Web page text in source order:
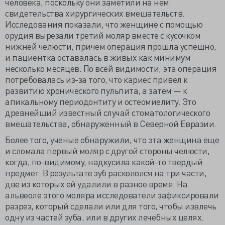
свидетельства хирургических вмешательств.
Исследования показали, что женщине с помощью
орудия вырезали третий моляр вместе с кусочком
нижней челюсти, причем операция прошла успешно,
и пациентка оставалась в живых как минимум
несколько месяцев. По всей видимости, эта операция
потребовалась из-за того, что кариес привел к
развитию хронического пульпита, а затем — к
апикальному периодонтиту и остеомиелиту. Это
древнейший известный случай стоматологического
вмешательства, обнаруженный в Северной Евразии.
Более того, ученые обнаружили, что эта женщина еще
и сломала первый моляр с другой стороны челюсти,
когда, по-видимому, надкусила какой-то твердый
предмет. В результате зуб раскололся на три части,
две из которых ей удалили в разное время. На
альвеоле этого моляра исследователи зафиксировали
разрез, который сделали или для того, чтобы извлечь
одну из частей зуба, или в других лечебных целях.